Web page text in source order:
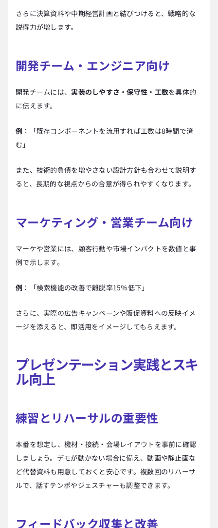
さらに決算資料や中期経営計画と結びつけると、戦略的な
説得力が増します。
開発チーム・エンジニア向け
開発チームには、 実装のしやすさ・保守性・工数を具体的
に伝えます。
例 ：「既存コンポーネントを流用すれば工数は8時間で済
む」
また、技術的負債を増やさない設計方針も合わせて説明す
ると、長期的な視点からの合意が得られやすくなります。
マーケティング・営業チーム向け
マーケや営業には、顧客行動や市場インパクトを数値と事
例で示します。
例 ：「検索機能の改善で離脱率15％低下」
さらに、実際の広告キャンペーンや販促資料への反映イメ
ージを添えると、即活用をイメージしてもらえます。
プレゼンテーション実践とスキ
ル向上
練習とリハーサルの重要性
本番を想定し、機材・接続・会場レイアウトを事前に確認
しましょう。デモが動かない場合に備え、動画や静止画な
ど代替資料も用意しておくと安心です。複数回のリハーサ
ルで、話すテンポやジェスチャーも調整できます。
フィードバック収集と改善